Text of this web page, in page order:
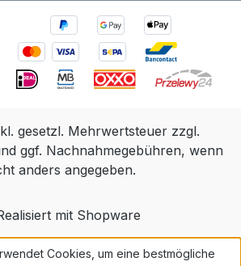
gesetzl. Mehrwertsteuer zzgl.
ggf. Nachnahmegebühren, wenn
anders angegeben.
mit Shopware
Cookies, um eine bestmögliche